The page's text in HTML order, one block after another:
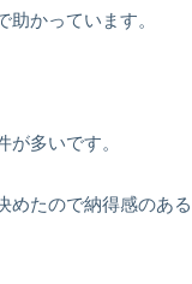
かっています。
多いです。
めたので納得感のあ